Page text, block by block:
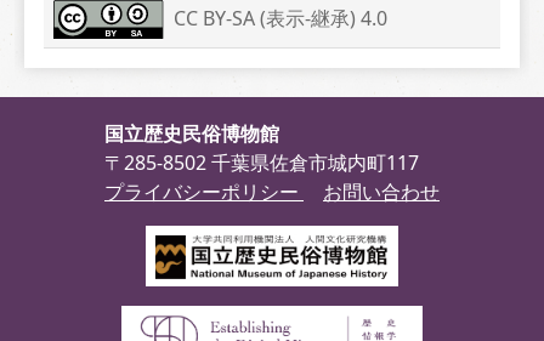
CC BY-SA (表示-継承) 4.0
国立歴史民俗博物館
〒285-8502 千葉県佐倉市城内町117
プライバシーポリシー
お問い合わせ